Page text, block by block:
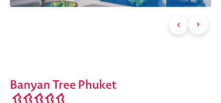
Banyan Tree Phuket